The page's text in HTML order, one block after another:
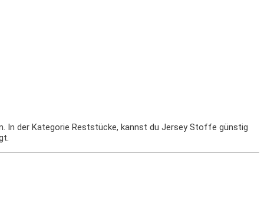
In der Kategorie Reststücke, kannst du Jersey Stoffe günstig